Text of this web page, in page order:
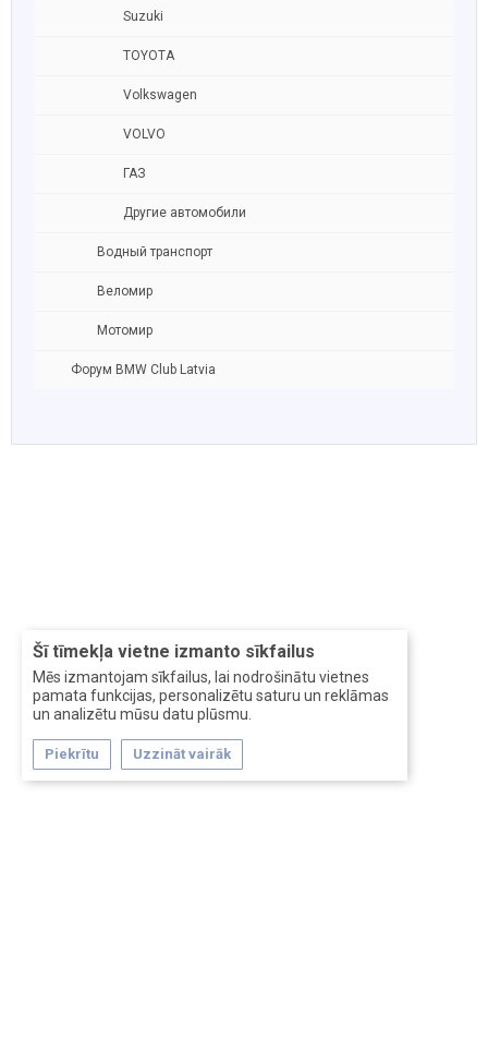
Šī tīmekļa vietne izmanto sīkfailus
Mēs izmantojam sīkfailus, lai nodrošinātu vietnes
pamata funkcijas, personalizētu saturu un reklāmas
un analizētu mūsu datu plūsmu.
Piekrītu Uzzināt vairāk
Suzuki
TOYOTA
Volkswagen
VOLVO
ГАЗ
Другие автомобили
Водный транспорт
Веломир
Мотомир
Форум BMW Club Latvia